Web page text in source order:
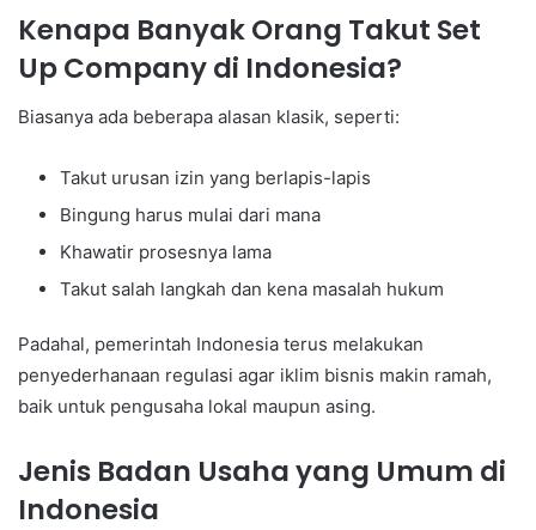
Kenapa Banyak Orang Takut Set
Up Company di Indonesia?
Biasanya ada beberapa alasan klasik, seperti:
Takut urusan izin yang berlapis-lapis
Bingung harus mulai dari mana
Khawatir prosesnya lama
Takut salah langkah dan kena masalah hukum
Padahal, pemerintah Indonesia terus melakukan
penyederhanaan regulasi agar iklim bisnis makin ramah,
baik untuk pengusaha lokal maupun asing.
Jenis Badan Usaha yang Umum di
Indonesia